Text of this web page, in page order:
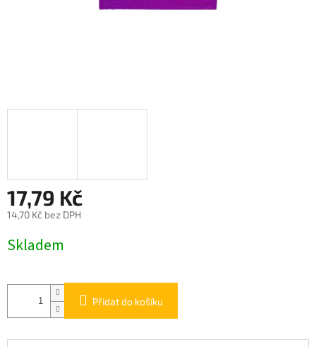
17,79 Kč
14,70 Kč bez DPH
cena:
Skladem
Přidat do košíku